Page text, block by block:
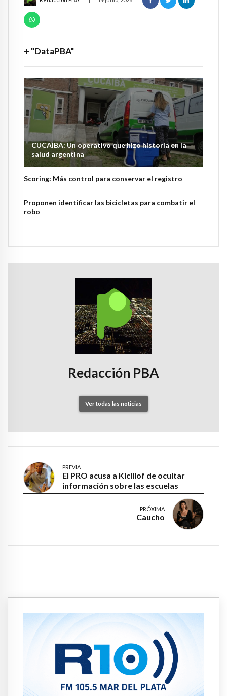
+ "DataPBA"
CUCAIBA: Un operativo que hizo historia en la
salud argentina
Scoring: Más control para conservar el registro
Proponen identificar las bicicletas para combatir el
robo
Redacción PBA
Ver todas las noticias
PREVIA
El PRO acusa a Kicillof de ocultar
información sobre las escuelas
PRÓXIMA
Caucho